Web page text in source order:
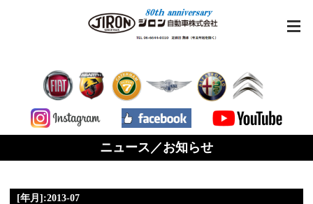
ニュース／お知らせ
[年月]:2013-07